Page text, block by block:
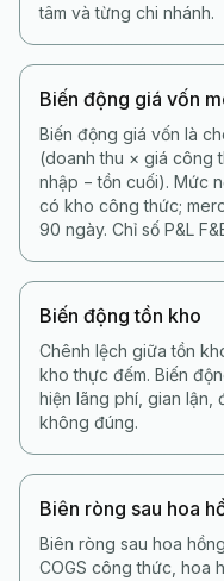
tâm và từng chi nhánh.
Biến động giá vốn
Biến động giá vốn là
(doanh thu × giá công
nhập − tồn cuối). Mức
có kho công thức;
90 ngày. Chỉ số P&L
Biến động tồn kho
Chênh lệch giữa tồn
kho thực đếm. Biến
hiện lãng phí, gian lận,
không đúng.
Biên ròng sau hoa
Biên ròng sau hoa
COGS công thức, hoa